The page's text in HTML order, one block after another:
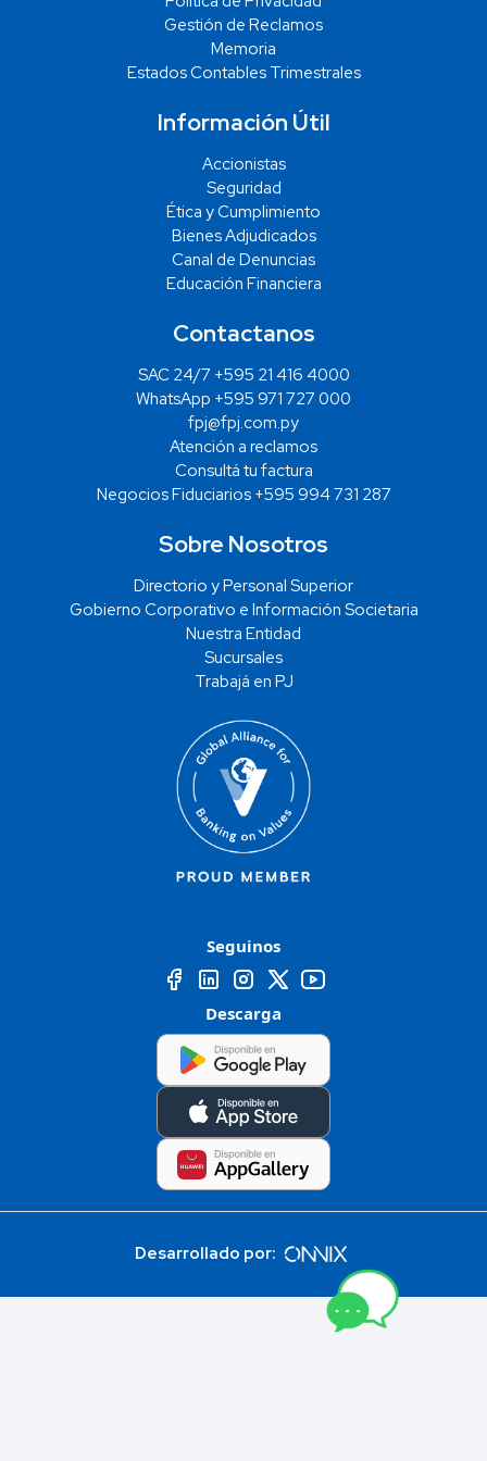
Gestión de Reclamos
Memoria
Estados Contables Trimestrales
Información Útil
Accionistas
Seguridad
Ética y Cumplimiento
Bienes Adjudicados
Canal de Denuncias
Educación Financiera
Contactanos
SAC 24/7 +595 21 416 4000
WhatsApp +595 971 727 000
fpj@fpj.com.py
Atención a reclamos
Consultá tu factura
Negocios Fiduciarios +595 994 731 287
Sobre Nosotros
Directorio y Personal Superior
Gobierno Corporativo e Información Societaria
Nuestra Entidad
Sucursales
Trabajá en PJ
Seguinos
Descarga
Desarrollado por: